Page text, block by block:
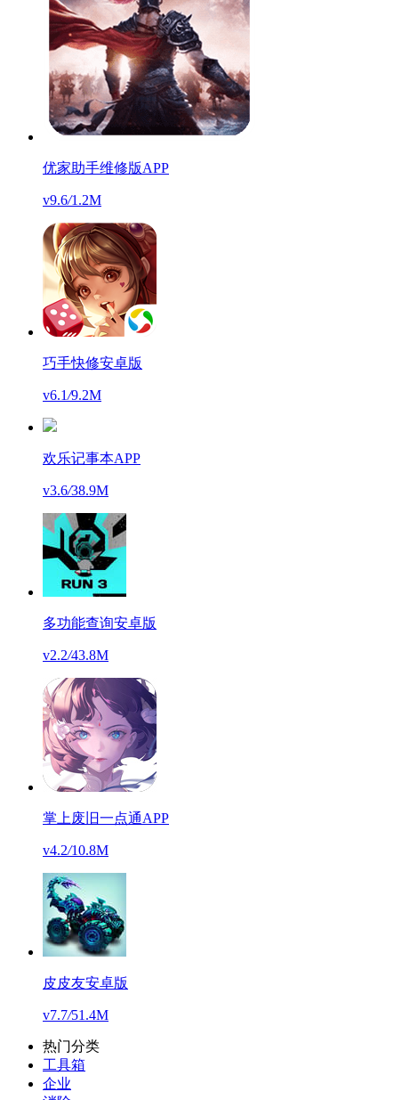
优家助手维修版APP
v9.6/1.2M
巧手快修安卓版
v6.1/9.2M
欢乐记事本APP
v3.6/38.9M
多功能查询安卓版
v2.2/43.8M
掌上废旧一点通APP
v4.2/10.8M
皮皮友安卓版
v7.7/51.4M
热门分类
工具箱
企业